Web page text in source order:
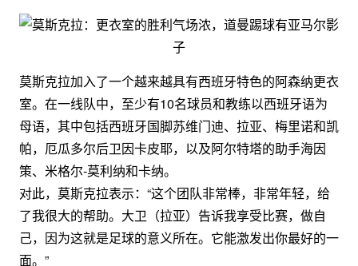
莫斯克拉加入了一个越来越具有西班牙特色的阿森纳更衣
室。在一线队中，至少有10名球员和教练以西班牙语为
母语，其中包括西班牙国脚苏维门迪、拉亚、梅里诺和凯
帕，厄瓜多尔后卫因卡皮耶，以及阿尔特塔的助手海因
策、米格尔-莫利纳和卡纳。
对此，莫斯克拉表示：“这个团队非常棒，非常年轻，给
了我很大的帮助。大卫（拉亚）告诉我享受比赛，做自
己，因为这就是足球的意义所在。它能激发出你最好的一
面。”